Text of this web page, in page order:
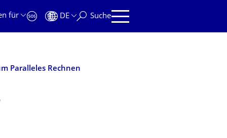
für DE Suche
Paralleles Rechnen